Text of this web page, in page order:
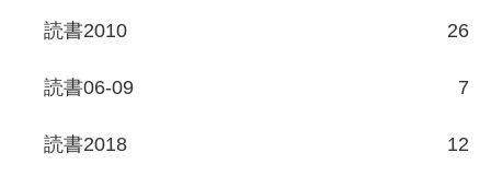
読書2010 26
読書06-09 7
読書2018 12